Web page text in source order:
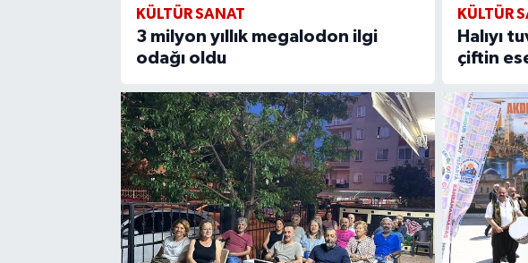
KÜLTÜR SANAT
3 milyon yıllık megalodon ilgi
odağı oldu
KÜLTÜR
Halıyı
çiftin